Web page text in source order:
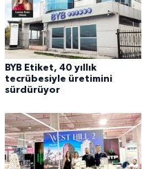
BYB Etiket, 40 yıllık
tecrübesiyle üretimini
sürdürüyor